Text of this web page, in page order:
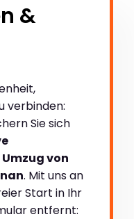
&
verbinden:
Sie sich
von
. Mit uns an
Start in Ihr
entfernt: